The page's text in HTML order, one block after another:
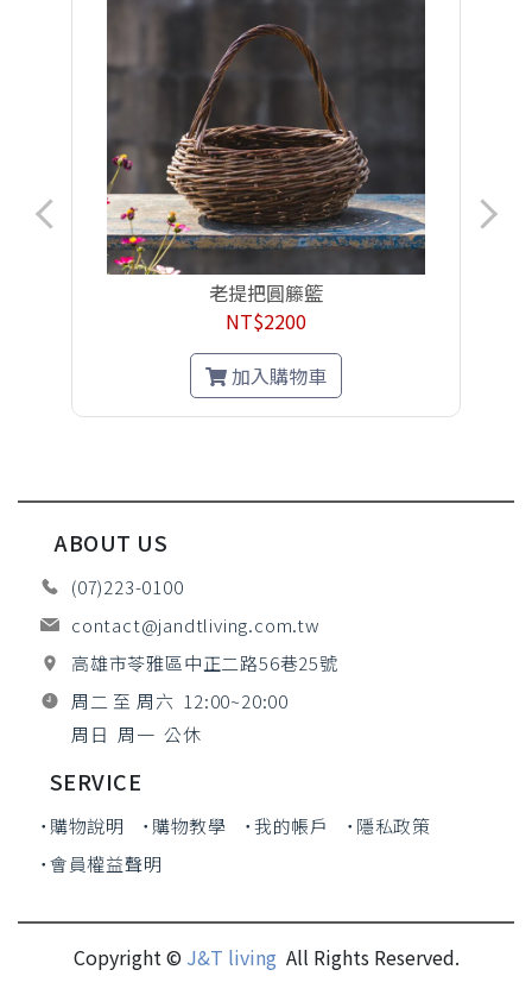
老提把圓籐籃
NT$2200
加入購物車
ABOUT US
(07)223-0100
contact@jandtliving.com.tw
高雄市苓雅區中正二路56巷25號
周二 至 周六 12:00~20:00
周日 周一 公休
SERVICE
˙購物說明 ˙購物教學 ˙我的帳戶
˙隱私政策
˙會員權益聲明
Copyright © J&T living All Rights Reserved.